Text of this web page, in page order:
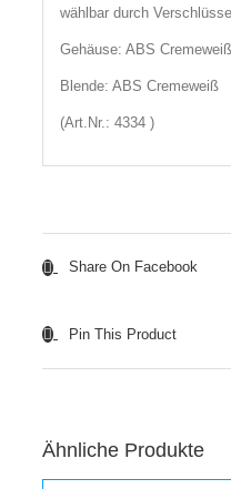
wählbar durch
Gehäuse: ABS Cremeweiß
Blende: ABS Cremeweiß
(Art.Nr.: 4334 )
Share On Facebook
Pin This Product
Ähnliche Produkte